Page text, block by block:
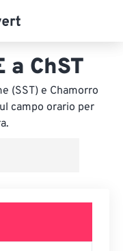
a ChST
(SST) e Chamorro
campo orario per